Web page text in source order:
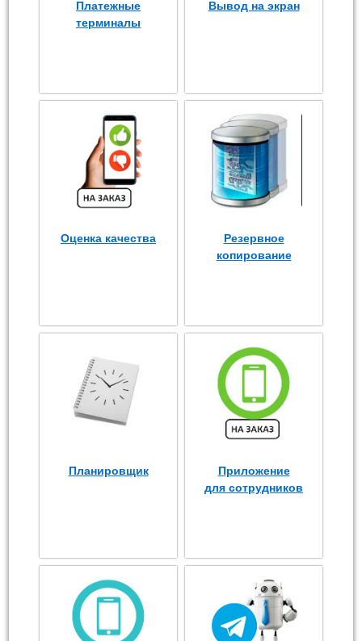
Платежные
терминалы
Вывод на экран
Оценка качества
Резервное
копирование
Планировщик
Приложение
для сотрудников